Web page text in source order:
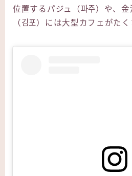
位置するパジュ（파주）や、
（김포）には大型カフェがた